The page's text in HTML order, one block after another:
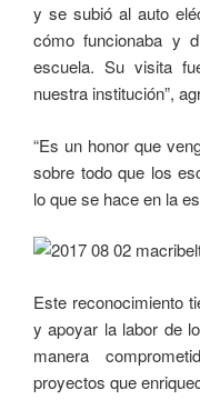
y se subió al auto
cómo funcionaba y
escuela. Su visita
nuestra institución”,
“Es un honor que
sobre todo que los
lo que se hace en la
Este reconocimiento
y apoyar la labor de
manera
proyectos que